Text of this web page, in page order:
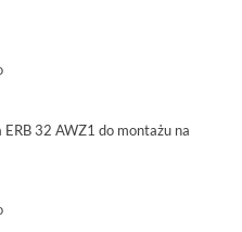
32 AWZ1 do montażu na